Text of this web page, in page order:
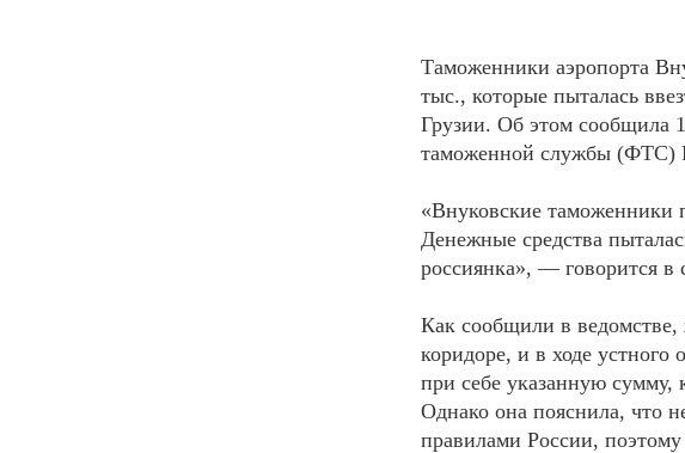
Таможенники аэропорта
тыс., которые пыталась
Грузии. Об этом сообщила
таможенной службы (ФТС)
«Внуковские таможенники
Денежные средства
россиянка», — говорится
Как сообщили в
коридоре, и в ходе устного
при себе указанную сумму,
Однако она пояснила, что
правилами России,